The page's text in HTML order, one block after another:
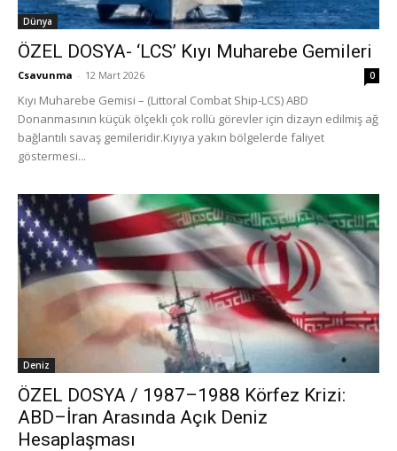
Dünya
ÖZEL DOSYA- ‘LCS’ Kıyı Muharebe Gemileri
Csavunma - 12 Mart 2026 0
Kıyı Muharebe Gemisi – (Littoral Combat Ship-LCS) ABD
Donanmasının küçük ölçekli çok rollü görevler için dizayn edilmiş ağ
bağlantılı savaş gemileridir.Kıyıya yakın bölgelerde faliyet
göstermesi...
Deniz
ÖZEL DOSYA / 1987–1988 Körfez Krizi:
ABD–İran Arasında Açık Deniz
Hesaplaşması